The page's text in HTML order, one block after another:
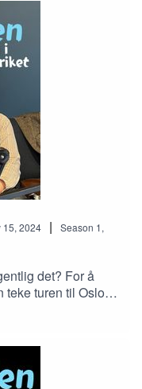
lille snutten. Her
kva vi
om i
har med søvn å
15, 2024 | Season 1,
det? For å
teke turen til Oslo
Bøckman ved
fortel entusiastisk
søv med halve
at dei har ein